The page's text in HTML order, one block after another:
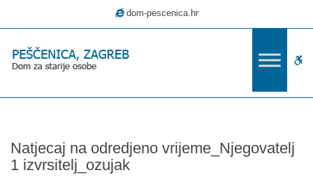
odredjeno
vrijeme_Njegovatelj
dom-pescenica.hr
Natjecaj na odredjeno vrijeme_Njegovatelj
1 izvrsitelj_ozujak